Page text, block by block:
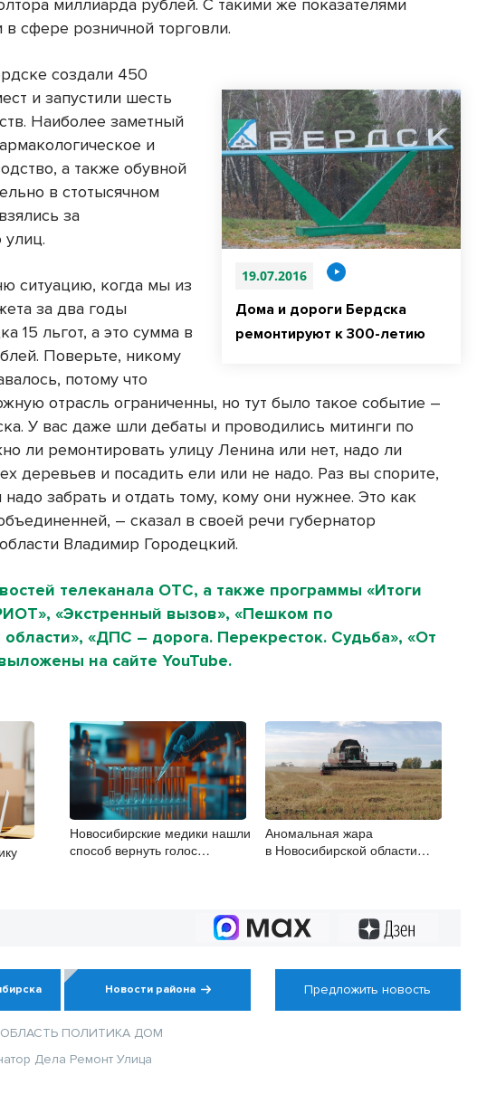
миллиарда рублей. С такими же показателями
сфере розничной торговли.
19.07.2016
Дома и дороги Бердска
ремонтируют к 300-летию
создали 450
и запустили шесть
Наиболее заметный
и
а также обувной
в стотысячном
за
улиц.
ситуацию, когда мы из
за два годы
15 льгот, а это сумма в
Поверьте, никому
потому что
отрасль ограниченны, но тут было такое событие –
У вас даже шли дебаты и проводились митинги по
ли ремонтировать улицу Ленина или нет, надо ли
деревьев и посадить ели или не надо. Раз вы спорите,
надо забрать и отдать тому, кому они нужнее. Это как
– сказал в своей речи губернатор
Владимир Городецкий.
телеканала ОТС, а также программы «Итоги
«Экстренный вызов», «Пешком по
«ДПС – дорога. Перекресток. Судьба», «От
на сайте YouTube.
Новосибирские медики нашли
способ вернуть голос
Аномальная жара
в Новосибирской области
Новости района Предложить новость
ОБЛАСТЬ ПОЛИТИКА ДОМ
Дела Ремонт Улица